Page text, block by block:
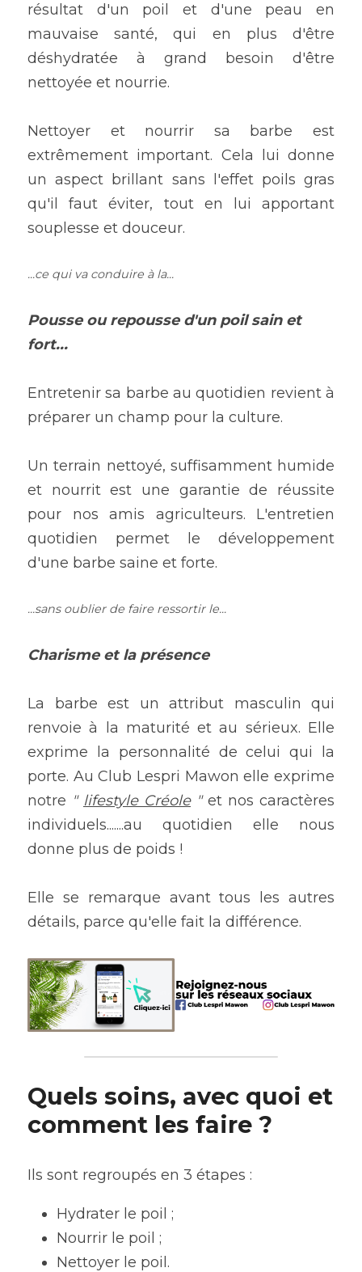
résultat d'un poil et d'une peau en
mauvaise santé, qui en plus d'être
déshydratée à grand besoin d'être
nettoyée et nourrie.
Nettoyer et nourrir sa barbe est
extrêmement important. Cela lui donne
un aspect brillant sans l'effet poils gras
qu'il faut éviter, tout en lui apportant
souplesse et douceur.
...ce qui va conduire à la...
Pousse ou repousse d'un poil sain et
fort...
Entretenir sa barbe au quotidien revient à
préparer un champ pour la culture.
Un terrain nettoyé, suffisamment humide
et nourrit est une garantie de réussite
pour nos amis agriculteurs. L'entretien
quotidien permet le développement
d'une barbe saine et forte.
...sans oublier de faire ressortir le...
Charisme et la présence
La barbe est un attribut masculin qui
renvoie à la maturité et au sérieux. Elle
exprime la personnalité de celui qui la
porte. Au Club Lespri Mawon elle exprime
notre " lifestyle Créole " et nos caractères
individuels.......au quotidien elle nous
donne plus de poids !
Elle se remarque avant tous les autres
détails, parce qu'elle fait la différence.
Quels soins, avec quoi et
comment les faire ?
Ils sont regroupés en 3 étapes :
Hydrater le poil ;
Nourrir le poil ;
Nettoyer le poil.